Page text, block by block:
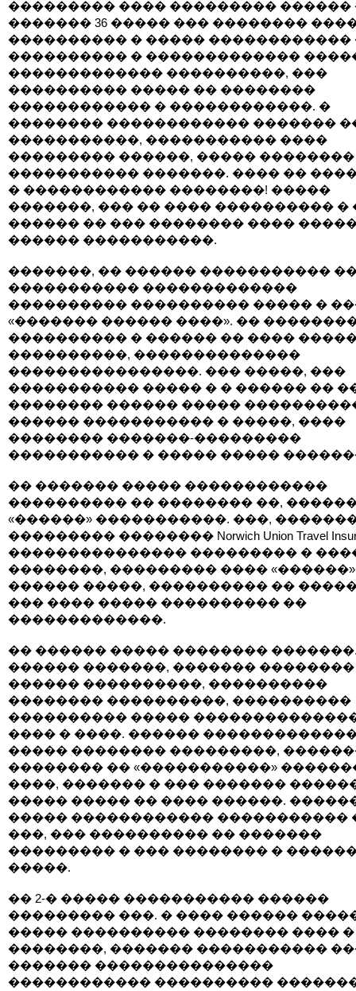
��������� ���� ��������� ������
������� 36 ����� ��� ��������
���������� � ����� ������������
���������� � �������������
������������� ����������, ���
���������� ����� �� ��������
������������ � ������������. �
�������� ������������ �������
�����������, ����������� ����
��������� ������, ����� ��������
����������� �������. ���� ��
� ������������ ��������! �����
�������, ��� �� ���� ���������� �
������ �� ��� �������� ����
������ �����������.
�������, �� ������ �����������
����������� �������������
���������� ���������� ����� �
«������� ������ ����». ��
���������� � ������ �� ����
����������, ��������������
����������������. ��� �����, ���
����������� ����� � � ������ ��
�������� ������ �����
������ ����������� � �����, ����
�������� �������-���������
����������� � ����� �����
�� ������� ����� ������������
���������� �� �������� ��,
«������» �����������. ���,
��������� �������� Norwich Union Travel
��������������� ��������� �
��������, ��������� ���� «������»
������ �����, ���������� ��
��� ���� ����� ���������� ��
�������������.
�� ������ ����� ��������
������ �������, ������� ��������
������ ����������, ����������
�������� ����������, ����������
���������� �����
���� � ����. ������
����� �������� ���������,
�������� �� «�����������»
����, ������� � ��� �������
����� ����� �� ���� ������.
����� ������������ �����������
���, ��� ���������� �� �������
��������� � ��� �������� �
�����.
�� 2-� ����� ����������� ������
��������� ���. � ���� ������
����� ���������� �������� ���� �
��������, ������� �����������
������� ���������������
������������ ����������